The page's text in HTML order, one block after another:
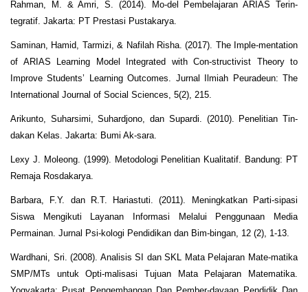
Rahman, M. & Amri, S. (2014). Mo-del Pembelajaran ARIAS Terin-
tegratif. Jakarta: PT Prestasi Pustakarya.
Saminan, Hamid, Tarmizi, & Nafilah Risha. (2017). The Imple-mentation
of ARIAS Learning Model Integrated with Con-structivist Theory to
Improve Students’ Learning Outcomes. Jurnal Ilmiah Peuradeun: The
International Journal of Social Sciences, 5(2), 215.
Arikunto, Suharsimi, Suhardjono, dan Supardi. (2010). Penelitian Tin-
dakan Kelas. Jakarta: Bumi Ak-sara.
Lexy J. Moleong. (1999). Metodologi Penelitian Kualitatif. Bandung: PT
Remaja Rosdakarya.
Barbara, F.Y. dan R.T. Hariastuti. (2011). Meningkatkan Parti-sipasi
Siswa Mengikuti Layanan Informasi Melalui Penggunaan Media
Permainan. Jurnal Psi-kologi Pendidikan dan Bim-bingan, 12 (2), 1-13.
Wardhani, Sri. (2008). Analisis SI dan SKL Mata Pelajaran Mate-matika
SMP/MTs untuk Opti-malisasi Tujuan Mata Pelajaran Matematika.